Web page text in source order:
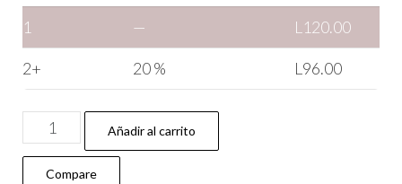
1 — L 120.00
2+ 20 % L 96.00
Añadir al carrito
Compare